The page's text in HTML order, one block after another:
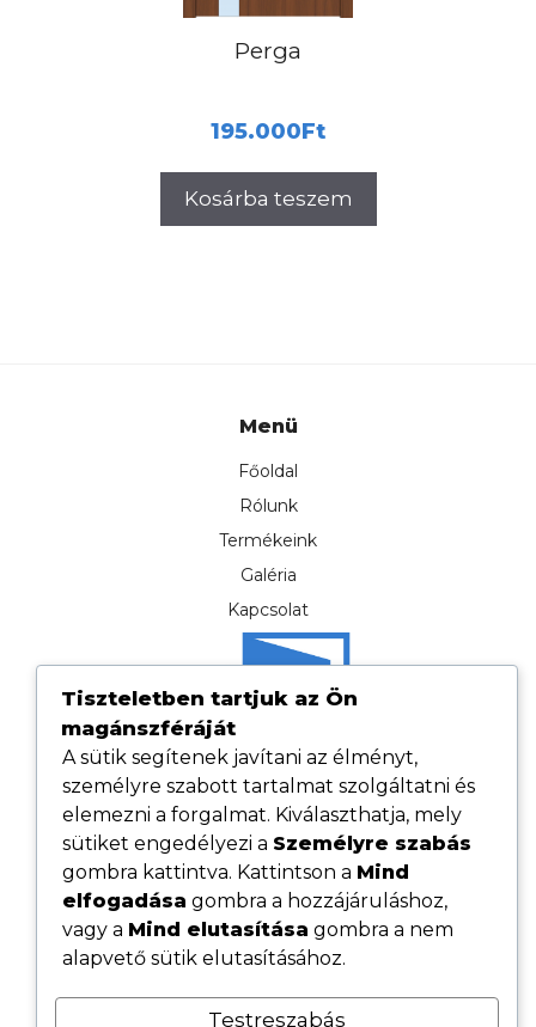
Perga
195.000Ft
Kosárba teszem
Menü
Főoldal
Rólunk
Termékeink
Galéria
Kapcsolat
Hasznos linkek
Adatvédelmi tájékoztató
Cookie tájékoztató
Tiszteletben tartjuk az Ön
magánszféráját
A sütik segítenek javítani az élményt,
személyre szabott tartalmat szolgáltatni és
elemezni a forgalmat. Kiválaszthatja, mely
sütiket engedélyezi a Személyre szabás
gombra kattintva. Kattintson a Mind
elfogadása gombra a hozzájáruláshoz,
vagy a Mind elutasítása gombra a nem
alapvető sütik elutasításához.
Testreszabás